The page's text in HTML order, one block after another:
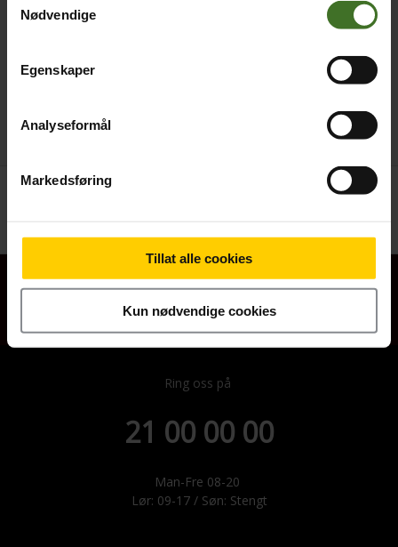
Nødvendige
Egenskaper
Analyseformål
Markedsføring
Tillat alle cookies
Kun nødvendige cookies
Om butikken
Kundeservice
Akseptere Cookie
Ring oss på
21 00 00 00
Man-Fre 08-20
Lør: 09-17 / Søn: Stengt